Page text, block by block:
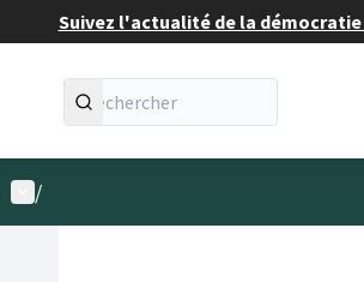
Suivez l'actualité de la démocratie
Menu utilisateur
/